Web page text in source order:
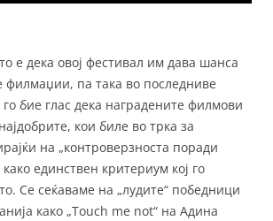
е дека овој фестивал им дава шанса
филмаџии, па така во последниве
бие глас дека наградените филмови
кои биле во трка за
на „контроверзноста поради
единствен критериум кој го
Се сеќаваме на „лудите“ победници
како „Touch me not“ на Адина